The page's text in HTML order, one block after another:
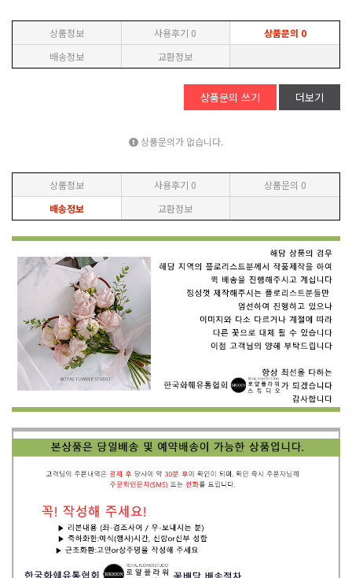
상품정보 사용후기 0 상품문의 0
배송정보
교환정보
상품문의 쓰기 더보기
상품문의가 없습니다.
상품정보 사용후기 0 상품문의 0
배송정보
교환정보